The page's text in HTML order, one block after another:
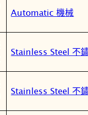
名
海
龜
機
械
潛
錶
Automatic 機械
Stainless Steel 不
Stainless Steel 不